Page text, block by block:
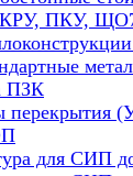
ПКУ,
ПЗК
перекрытия
для СИП